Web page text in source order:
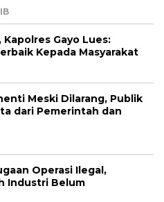
Gayo Lues:
Kepada Masyarakat
Meski Dilarang, Publik
dari Pemerintah dan
Operasi Ilegal,
Industri Belum